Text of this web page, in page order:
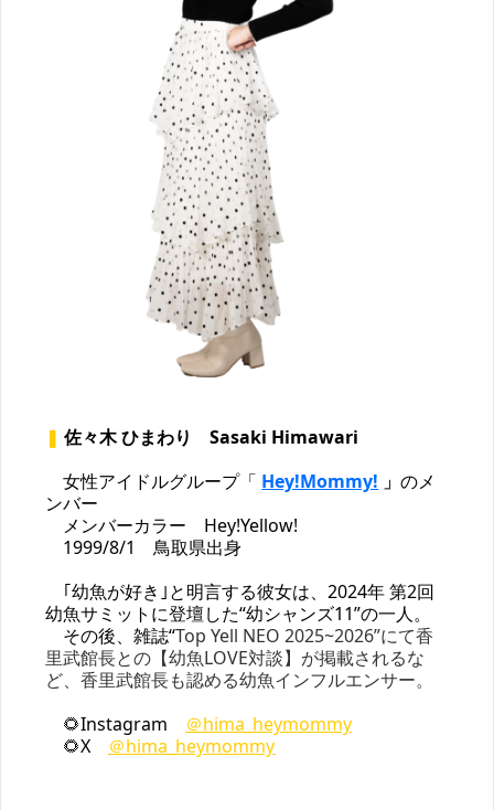
❚ 佐々木 ひまわり　Sasaki Himawari
女性アイドルグループ「 Hey!Mommy! 」のメ
ンバー
メンバーカラー　Hey!Yellow!
1999/8/1　鳥取県出身
｢幼魚が好き｣と明言する彼女は、2024年 第2回
幼魚サミットに登壇した“幼シャンズ11”の一人。
その後、雑誌“Top Yell NEO 2025~2026”にて香
里武館長との【幼魚LOVE対談】が掲載されるな
ど、香里武館長も認める幼魚インフルエンサー。
🌻Instagram
＠hima_heymommy
🌻X ＠hima_heymommy